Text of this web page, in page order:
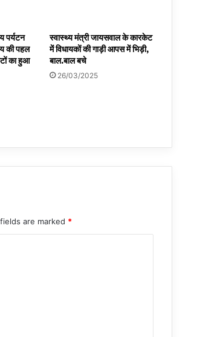
पर्यटन
की पहल
का हुआ
स्वास्थ्य मंत्री जायसवाल के कारकेट
में विधायकों की गाड़ी आपस में भिड़ी,
बाल.बाल बचे
26/03/2025
are marked *